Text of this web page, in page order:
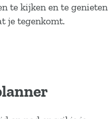
te kijken en te genieten
je tegenkomt.